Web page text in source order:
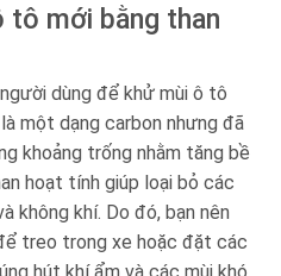
tô mới bằng than
dùng để khử mùi ô tô
một dạng carbon nhưng đã
khoảng trống nhằm tăng bề
hoạt tính giúp loại bỏ các
không khí. Do đó, bạn nên
treo trong xe hoặc đặt các